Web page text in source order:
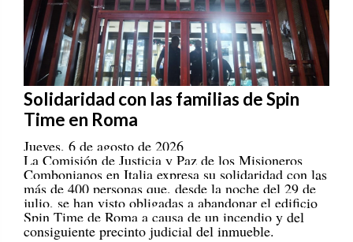
Solidaridad con las familias de Spin
Time en Roma
Jueves, 6 de agosto de 2026
La Comisión de Justicia y Paz de los Misioneros
Combonianos en Italia expresa su solidaridad con las
más de 400 personas que, desde la noche del 29 de
julio, se han visto obligadas a abandonar el edificio
Spin Time de Roma a causa de un incendio y del
consiguiente precinto judicial del inmueble.